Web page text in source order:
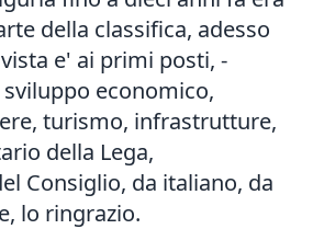
della classifica, adesso
e' ai primi posti, -
economico,
turismo, infrastrutture,
della Lega,
Consiglio, da italiano, da
lo ringrazio.